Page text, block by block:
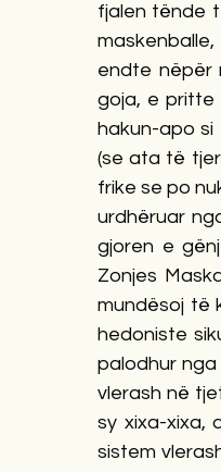
fjalen tënde
endte nëpër
goja, e pritte
hakun-apo si
(se ata të
frike se po
urdhëruar
gjoren e
Zonjes
mundësoj të
hedoniste
palodhur
vlerash në
sy xixa-xixa,
sistem